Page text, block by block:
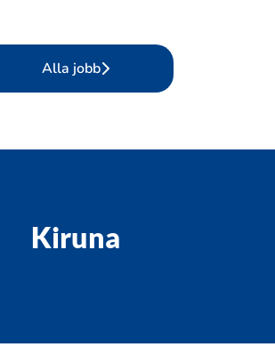
Alla jobb
Kiruna